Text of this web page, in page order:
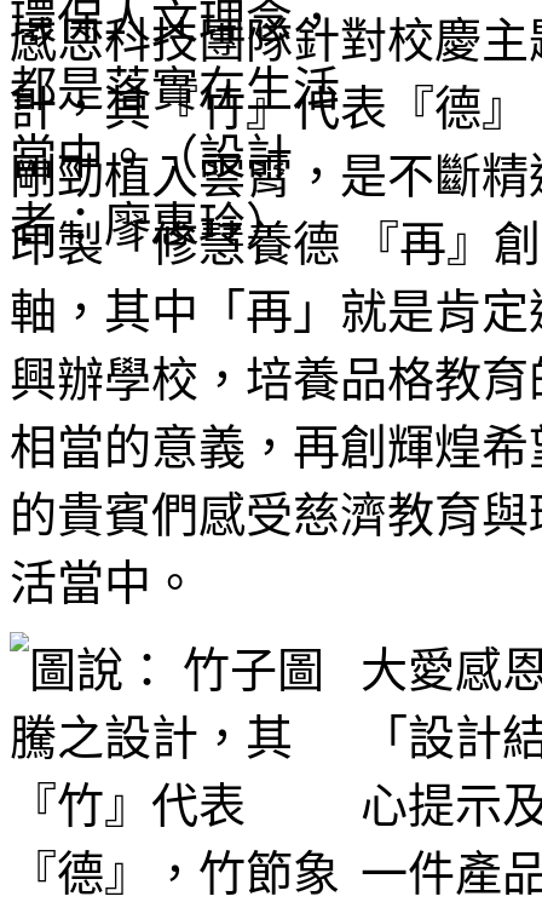
感恩科技團隊針對校慶
計，其『竹』代表『德
剛勁植入雲霄，是不斷
印製「修慧養德 『再』
軸，其中「再」就是肯
興辦學校，培養品格教
相當的意義，再創輝煌
的貴賓們感受慈濟教育
活當中。
大愛感
「設計
心提示
一件產